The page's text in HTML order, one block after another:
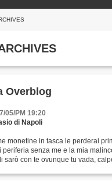
Un post da Overblog
05/PM 19:20
di Napoli
monetine in tasca le perderai
periferia senza me e la mia
sarò con te ovunque tu vada,